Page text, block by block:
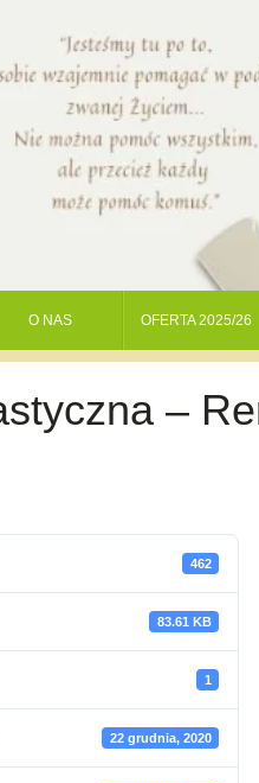
O NAS OFERTA 2025/26
–
462
83.61 KB
1
22 grudnia, 2020